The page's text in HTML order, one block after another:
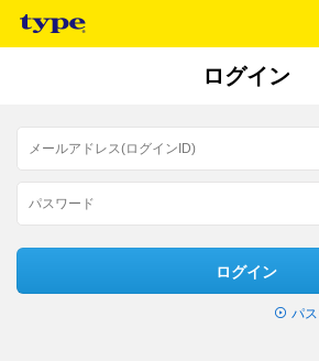
ログイン
ログイン
パ